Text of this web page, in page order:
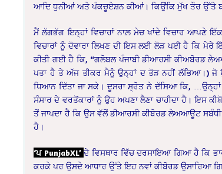
ਆਦਿ ਧੁਨੀਆਂ ਅਤੇ ਪੰਕਚੂਏਸ਼ਨ ਕੀਆਂ। ਕਿਉਂਕਿ ਮੁੱਖ ਤੌਰ ਉੱਤੇ
ਮੈਂ ਲੱਗਭੱਗ ਇਨ੍ਹਾਂ ਵਿਚਾਰਾਂ ਨਾਲ਼ ਮੇਚ ਖਾਂਦੇ ਵਿਚਾਰ ਆਪਣੇ
ਵਿਚਾਰਾਂ ਨੂੰ ਦੋਵਾਰਾ ਲਿਖਣ ਦੀ ਇਸ ਲਈ ਲੋੜ ਪਈ ਹੈ ਕਿ ਮੇਰੇ
ਕੀਤੀ ਗਈ ਹੈ ਕਿ, “ਗਲੋਬਲ ਪੰਜਾਬੀ ਡੀਆਰਸੀ ਕੀਅਬੋਰਡ
ਪਤਾ ਹੈ ਤੇ ਅੱਜ ਤੀਕਰ ਮੈਨੂੰ ਉਨ੍ਹਾਂ ਦ ਤੋੜ ਨਹੀਂ ਲੱਭਿਆ।)
ਧਿਆਨ ਦਿੱਤਾ ਜਾ ਸਕੇ। ਦੂਸਰਾ ਸ੍ਰੋਤ ਨੇ ਦੱਸਿਆ ਕਿ,
ਸੰਸਾਰ ਦੇ ਵਰਤੋਂਕਾਰਾਂ ਨੂੰ ਉਹ ਅਪਣਾ ਲੈਣਾ ਚਾਹੀਦਾ ਹੈ। ਇਸ
ਤੋਂ ਜਾਪਦਾ ਹੈ ਕਿ ਉਸ ਵੱਲੋਂ ਡੀਆਰਸੀ ਕੀਬੋਰਡ ਲੇਅਆਊਟ
ਹੈ।
‘ਪ PunjabXL’ਦੇ ਵਿਸਥਾਰ ਵਿੱਚ ਦਰਸਾਇਆ ਗਿਆ ਹੈ ਕਿ
ਕਰਕੇ ਪਰ ਉਸਦੇ ਆਧਾਰ ਉੱਤੇ ਇਹ ਨਵਾਂ ਕੀਬੋਰਡ ਉਸਾਰਿਆ